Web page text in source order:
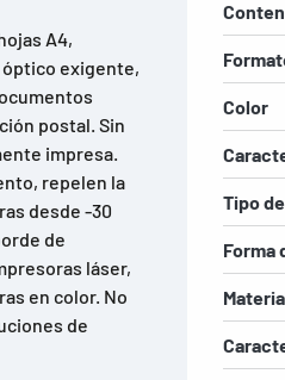
A4,
exigente,
postal. Sin
impresa.
repelen la
desde -30
de
láser,
en color. No
de
Color
Tipo
Forma